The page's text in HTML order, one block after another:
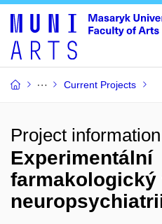
Current Projects
Project information
Experimentální